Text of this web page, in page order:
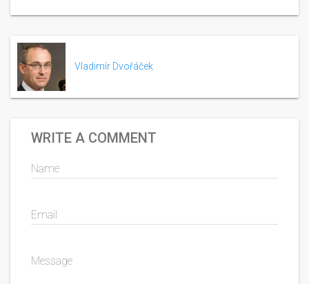
Vladimír Dvořáček
WRITE A COMMENT
Name
Email
Message